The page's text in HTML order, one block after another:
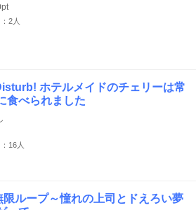
2人
ホテルメイドのチェリーは常
食べられました
16人
ループ～憧れの上司とドえろい夢